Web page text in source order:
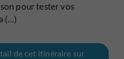
pour tester vos
(...)
de cet itinéraire sur